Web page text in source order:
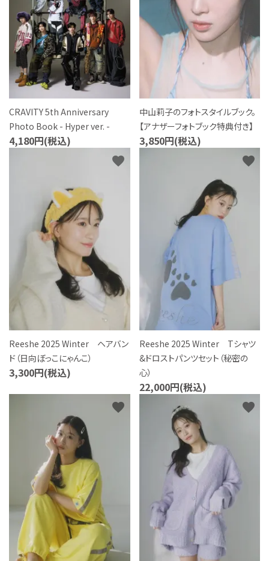
CRAVITY 5th Anniversary
Photo Book - Hyper ver. -
4,180円(税込)
中山莉子のフォトスタイルブック。
【アナザーフォトブック特典付き】
3,850円(税込)
Reeshe 2025 Winter ヘアバン
ド（日向ぼっこにゃんこ）
3,300円(税込)
favorite
Reeshe 2025 Winter Tシャツ
&ドロストパンツセット（秘密の
心）
22,000円(税込)
favorite
favorite favorite